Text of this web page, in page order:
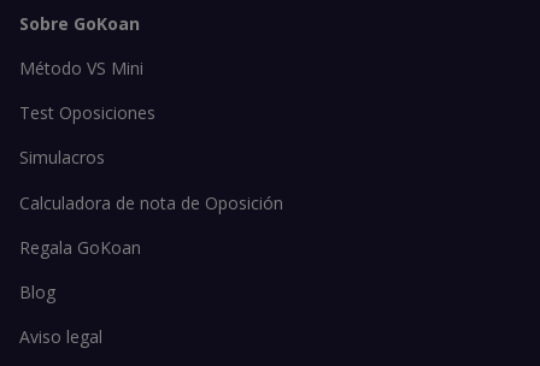
Sobre GoKoan
Método VS Mini
Test Oposiciones
Simulacros
Calculadora de nota de Oposición
Regala GoKoan
Blog
Aviso legal